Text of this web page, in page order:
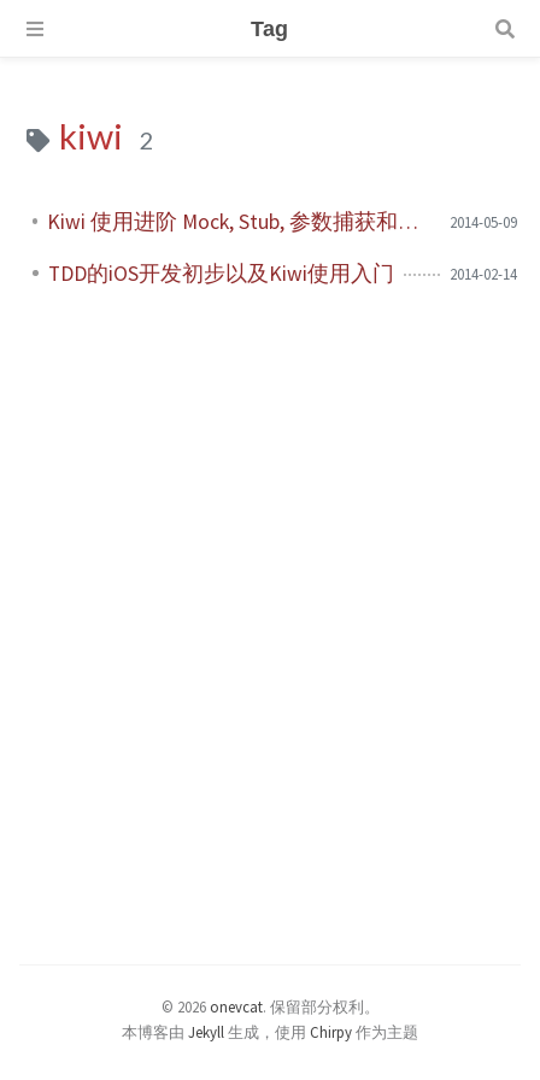
Tag
kiwi 2
Kiwi 使用进阶 Mock, Stub, 参数捕获和异步测试 2014-05-09
TDD的iOS开发初步以及Kiwi使用入门 2014-02-14
© 2026 onevcat. 保留部分权利。
本博客由 Jekyll 生成，使用 Chirpy作为主题